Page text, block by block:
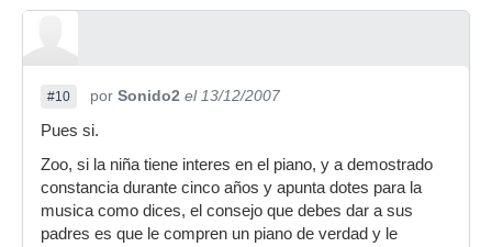
#10 por Sonido2 el 13/12/2007
Pues si.
Zoo, si la niña tiene interes en el piano, y a demostrado
constancia durante cinco años y apunta dotes para la
musica como dices, el consejo que debes dar a sus
padres es que le compren un piano de verdad y le